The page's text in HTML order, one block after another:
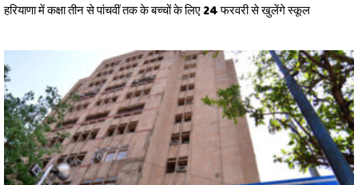
हरियाणा में कक्षा तीन से पांचवीं तक के बच्चों के लिए 24 फरवरी से खुलेंगे स्कूल